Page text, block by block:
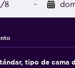
8 -
tipo de cama